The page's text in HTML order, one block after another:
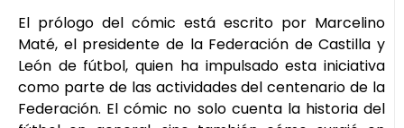
El prólogo del cómic está escrito por Marcelino
Maté, el presidente de la Federación de Castilla y
León de fútbol, quien ha impulsado esta iniciativa
como parte de las actividades del centenario de la
Federación. El cómic no solo cuenta la historia del